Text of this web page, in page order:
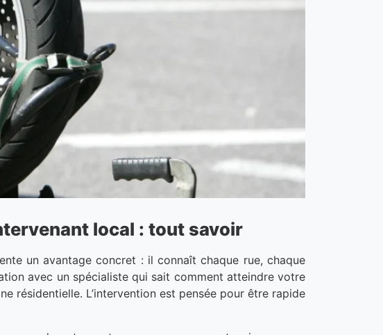
local : tout savoir
un avantage concret : il connaît chaque rue, chaque
avec un spécialiste qui sait comment atteindre votre
résidentielle. L’intervention est pensée pour être rapide